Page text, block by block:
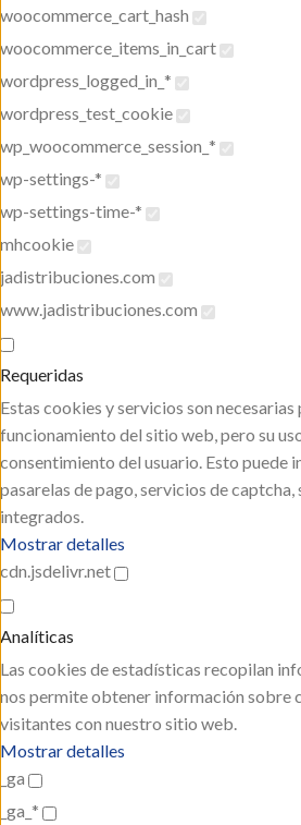
woocommerce_cart_hash
woocommerce_items_in_cart
wordpress_logged_in_*
wordpress_test_cookie
wp_woocommerce_session_*
wp-settings-*
wp-settings-time-*
mhcookie
jadistribuciones.com
www.jadistribuciones.com
Requeridas
Estas cookies y servicios son
funcionamiento del sitio web, pero su
consentimiento del usuario. Esto puede
pasarelas de pago, servicios de
integrados.
Mostrar detalles
cdn.jsdelivr.net
Analíticas
Las cookies de estadísticas recopilan
nos permite obtener información sobre
visitantes con nuestro sitio web.
Mostrar detalles
_ga
_ga_*